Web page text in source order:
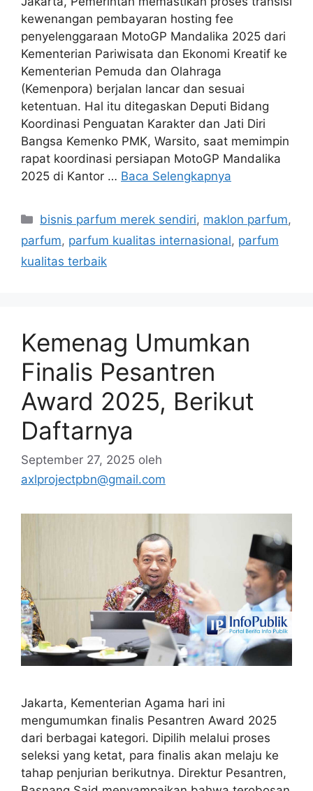
kewenangan pembayaran hosting fee
penyelenggaraan MotoGP Mandalika 2025 dari
Kementerian Pariwisata dan Ekonomi Kreatif ke
Kementerian Pemuda dan Olahraga
(Kemenpora) berjalan lancar dan sesuai
ketentuan. Hal itu ditegaskan Deputi Bidang
Koordinasi Penguatan Karakter dan Jati Diri
Bangsa Kemenko PMK, Warsito, saat memimpin
rapat koordinasi persiapan MotoGP Mandalika
2025 di Kantor … Baca Selengkapnya
Kategori
bisnis parfum merek sendiri, maklon parfum,
parfum, parfum kualitas internasional, parfum
kualitas terbaik
Kemenag Umumkan
Finalis Pesantren
Award 2025, Berikut
Daftarnya
September 27, 2025 oleh
axlprojectpbn@gmail.com
Jakarta, Kementerian Agama hari ini
mengumumkan finalis Pesantren Award 2025
dari berbagai kategori. Dipilih melalui proses
seleksi yang ketat, para finalis akan melaju ke
tahap penjurian berikutnya. Direktur Pesantren,